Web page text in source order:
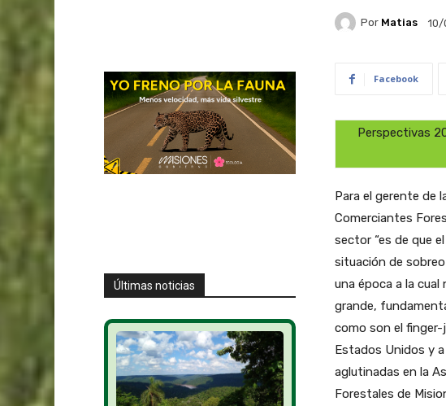
Últimas noticias
Por Matias
Facebook
Perspectivas
Para el gerente de
Comerciantes
sector “es de que
situación de
una época a la cual
grande,
como son el
Estados Unidos y a
aglutinadas en la
Forestales de